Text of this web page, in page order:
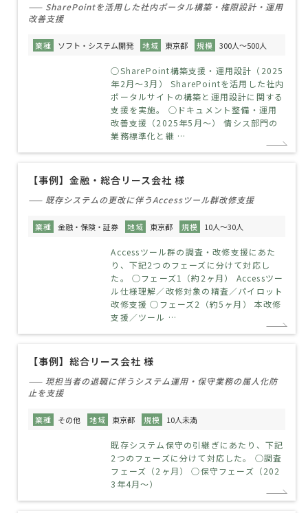
—— SharePointを活用した社内ポータル構築・権限設計・運用
改善支援
業種 ソフト・システム開発 地域 東京都 規模 300人～500人
○SharePoint構築支援・運用設計（2025
年2月～3月） SharePointを活用した社内
ポータルサイトの構築と運用設計に関する
支援を実施。 ○ドキュメント整備・運用
改善支援（2025年5月～） 情シス部門の
業務標準化と継 …
【事例】金融・総合リース会社 様
—— 既存システムの更改に伴うAccessツール群改修支援
業種 金融・保険・証券 地域 東京都 規模 10人～30人
Accessツール群の調査・改修支援にあた
り、下記2つのフェーズに分けて対応し
た。 ○フェーズ1（約2ヶ月） Accessツー
ル仕様理解／改修対象の精査／パイロット
改修支援 ○フェーズ2（約5ヶ月） 本改修
支援／ツール …
【事例】総合リース会社 様
—— 現担当者の退職に伴うシステム運用・保守業務の属人化防
止を支援
業種 その他 地域 東京都 規模 10人未満
既存システム保守の引継ぎにあたり、下記
2つのフェーズに分けて対応した。 ○調査
フェーズ（2ヶ月） ○保守フェーズ（202
3年4月～）